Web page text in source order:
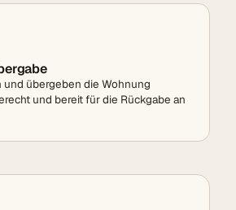
und übergeben die Wohnung
und bereit für die Rückgabe an